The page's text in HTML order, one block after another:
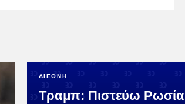
ΔΙΕΘΝΗ
Τραμπ: Πιστεύω Ρωσία